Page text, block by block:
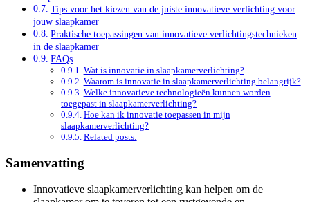
Tips voor het kiezen van de juiste innovatieve verlichting voor
jouw slaapkamer
Praktische toepassingen van innovatieve verlichtingstechnieken
in de slaapkamer
FAQs
Wat is innovatie in slaapkamerverlichting?
Waarom is innovatie in slaapkamerverlichting belangrijk?
Welke innovatieve technologieën kunnen worden
toegepast in slaapkamerverlichting?
Hoe kan ik innovatie toepassen in mijn
slaapkamerverlichting?
Related posts:
Samenvatting
Innovatieve slaapkamerverlichting kan helpen om de